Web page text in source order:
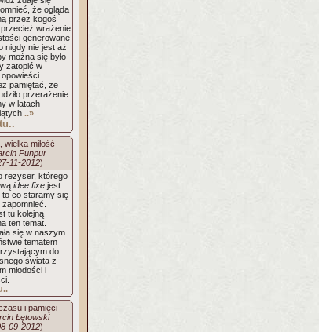
że ogląda
przez kogoś
wrażenie
generowane
nigdy nie jest aż
można się było
zatopić w
pamiętać, że
przerażenie
w latach
..»
wielka miłość
Punpur
11-2012)
reżyser, którego
idee fixe jest
co staramy się
tu kolejną
ten temat.
się w naszym
tematem
do
świata z
młodości i
i pamięci
Łętowski
09-2012)